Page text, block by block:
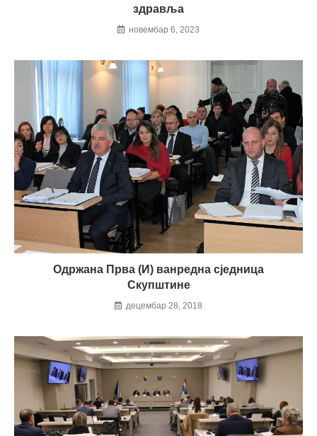
здравља
новембар 6, 2023
Одржана Прва (И) ванредна сједница
Скупштине
децембар 28, 2018